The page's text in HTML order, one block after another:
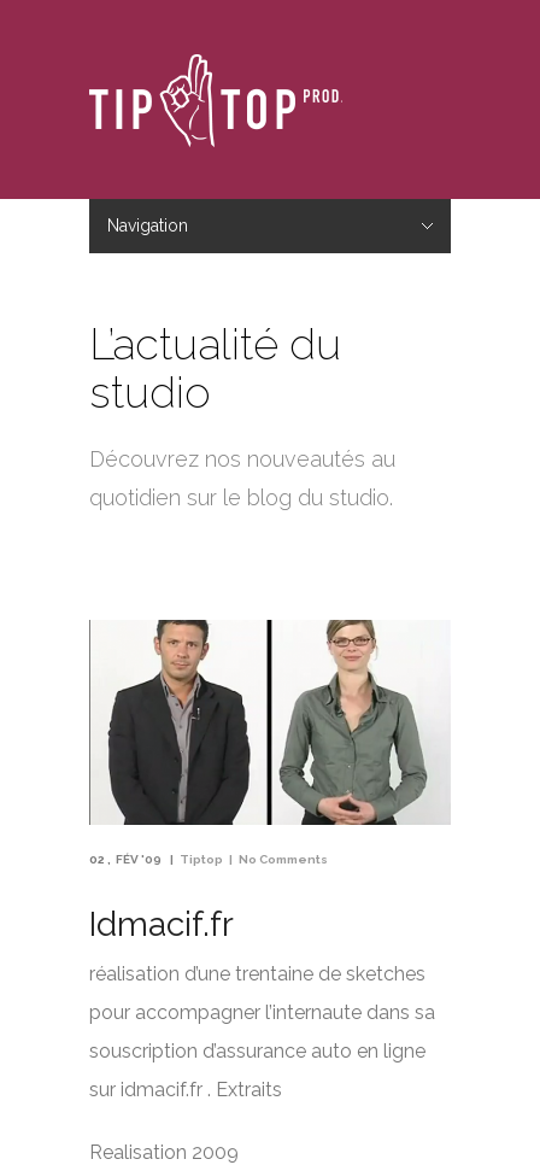
Navigation
L’actualité du
studio
Découvrez nos nouveautés au
quotidien sur le blog du studio.
02 FÉV '09 Tiptop No Comments
Idmacif.fr
réalisation d’une trentaine de sketches
pour accompagner l’internaute dans sa
souscription d’assurance auto en ligne
sur idmacif.fr . Extraits
Realisation 2009